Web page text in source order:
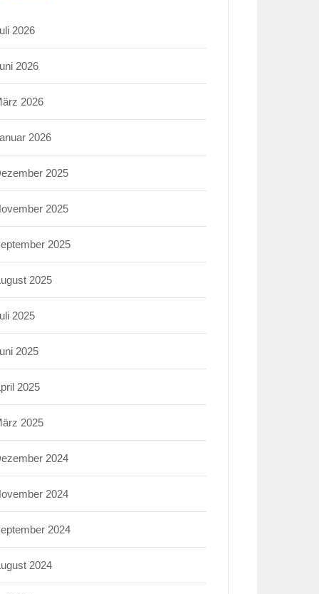
2026
2026
2026
2026
2025
2025
2025
2025
2025
2025
2025
2025
2024
2024
2024
2024